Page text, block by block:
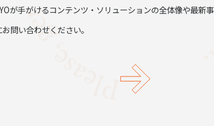
が手がけるコンテンツ・ソリューションの全体像や最新
問い合わせください。